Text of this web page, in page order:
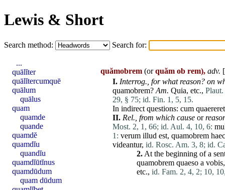
Lewis & Short
Search method: Search for:
quămobrem (orquăm ob rem), adv.
I. Interrog., for what reason? on
quamobrem? Am. Quia, etc.,
29, § 75; id. Fin. 1, 5, 15.
In indirect questions: cum quaereret
II. Rel., from which cause or
Most. 2, 1, 66; id. Aul. 4, 10, 6:
1: verum illud est, quamobrem haec
videantur, id. Rosc. Am. 3, 8; id.
2. At the beginning of a
quamobrem quaeso a vobis
etc., id. Fam. 2, 4, 2; 10,
...
quālĭter
quālĭtercumquē
quālum
quālus
quam
quamde
quande
quamdĕ
quamdĭu
quandĭu
quamdĭūtĭnus
quamdūdum
quam dūdum